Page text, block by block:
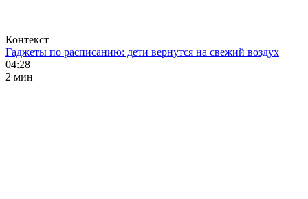
Контекст
Гаджеты по расписанию: дети вернутся на свежий воздух
04:28
2 мин